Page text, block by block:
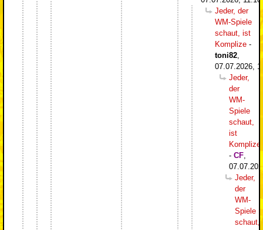
Jeder, der
WM-Spiele
schaut, ist
Komplize -
toni82
07.07.2026,
Jeder,
der
WM-
Spiele
schaut,
ist
Komplize
- CF
Jeder,
der
WM-
Spiele
schaut,